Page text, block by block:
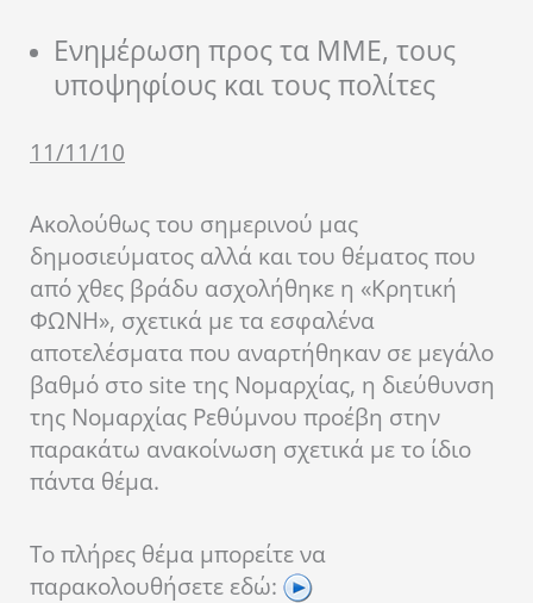
Ενημέρωση προς τα ΜΜΕ, τους
υποψηφίους και τους πολίτες
11/11/10
Ακολούθως του σημερινού μας
δημοσιεύματος αλλά και του θέματος που
από χθες βράδυ ασχολήθηκε η «Κρητική
ΦΩΝΗ», σχετικά με τα εσφαλένα
αποτελέσματα που αναρτήθηκαν σε μεγάλο
βαθμό στο site της Νομαρχίας, η διεύθυνση
της Νομαρχίας Ρεθύμνου προέβη στην
παρακάτω ανακοίνωση σχετικά με το ίδιο
πάντα θέμα.
Το πλήρες θέμα μπορείτε να
παρακολουθήσετε εδώ: